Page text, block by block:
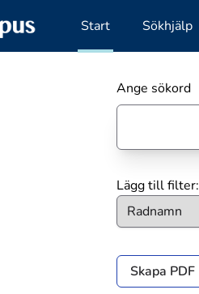
Start Sökhjälp
Ange sökord
Lägg till filter:
Skapa PDF